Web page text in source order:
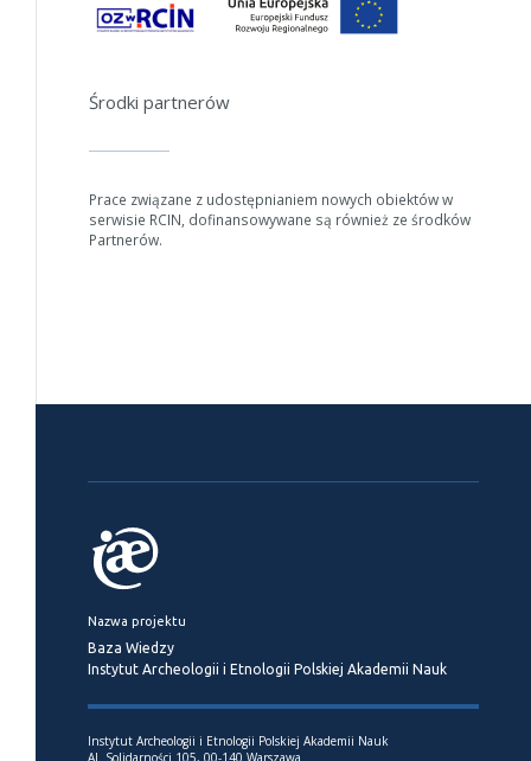
Środki partnerów
Prace związane z udostępnianiem nowych obiektów w
serwisie RCIN, dofinansowywane są również ze środków
Partnerów.
Nazwa projektu
Baza Wiedzy
Instytut Archeologii i Etnologii Polskiej Akademii Nauk
Instytut Archeologii i Etnologii Polskiej Akademii Nauk
Al. Solidarności 105, 00-140 Warszawa